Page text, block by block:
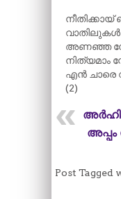
അണഞ്ഞ
നിത്യമാം
എൻ ചാരെ
(2)
Post Tagged